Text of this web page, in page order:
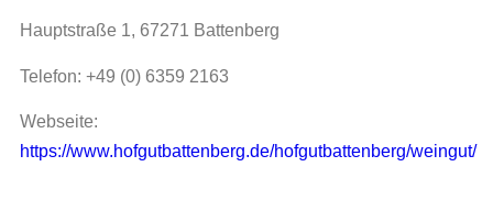
Hauptstraße 1, 67271 Battenberg
Telefon: +49 (0) 6359 2163
Webseite:
https://www.hofgutbattenberg.de/hofgutbattenberg/weingut/